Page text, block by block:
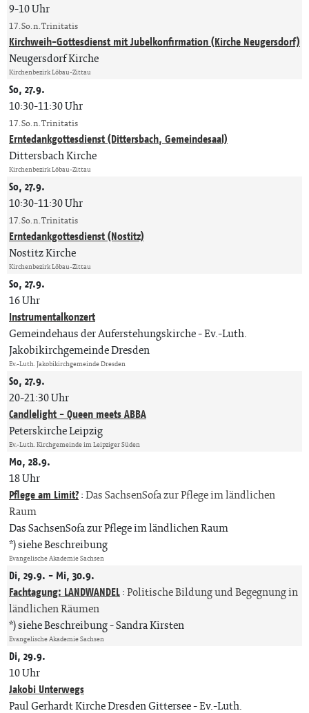
9-10 Uhr
17. So. n. Trinitatis
Kirchweih-Gottesdienst mit Jubelkonfirmation (Kirche Neugersdorf)
Neugersdorf Kirche
Kirchenbezirk Löbau-Zittau
So, 27.9.
10:30-11:30 Uhr
17. So. n. Trinitatis
Erntedankgottesdienst (Dittersbach, Gemeindesaal)
Dittersbach Kirche
Kirchenbezirk Löbau-Zittau
So, 27.9.
10:30-11:30 Uhr
17. So. n. Trinitatis
Erntedankgottesdienst (Nostitz)
Nostitz Kirche
Kirchenbezirk Löbau-Zittau
So, 27.9.
16 Uhr
Instrumentalkonzert
Gemeindehaus der Auferstehungskirche Ev.-Luth.
Jakobikirchgemeinde Dresden
Ev.-Luth. Jakobikirchgemeinde Dresden
So, 27.9.
20-21:30 Uhr
Candlelight - Queen meets ABBA
Peterskirche Leipzig
Ev.-Luth. Kirchgemeinde im Leipziger Süden
Mo, 28.9.
18 Uhr
Pflege am Limit?:Das SachsenSofa zur Pflege im ländlichen
Raum
Das SachsenSofa zur Pflege im ländlichen Raum
*) siehe Beschreibung
Evangelische Akademie Sachsen
Di, 29.9. - Mi, 30.9.
Fachtagung: LANDWANDEL:Politische Bildung und Begegnung in
ländlichen Räumen
*) siehe Beschreibung Sandra Kirsten
Evangelische Akademie Sachsen
Di, 29.9.
10 Uhr
Jakobi Unterwegs
Paul Gerhardt Kirche Dresden Gittersee Ev.-Luth.